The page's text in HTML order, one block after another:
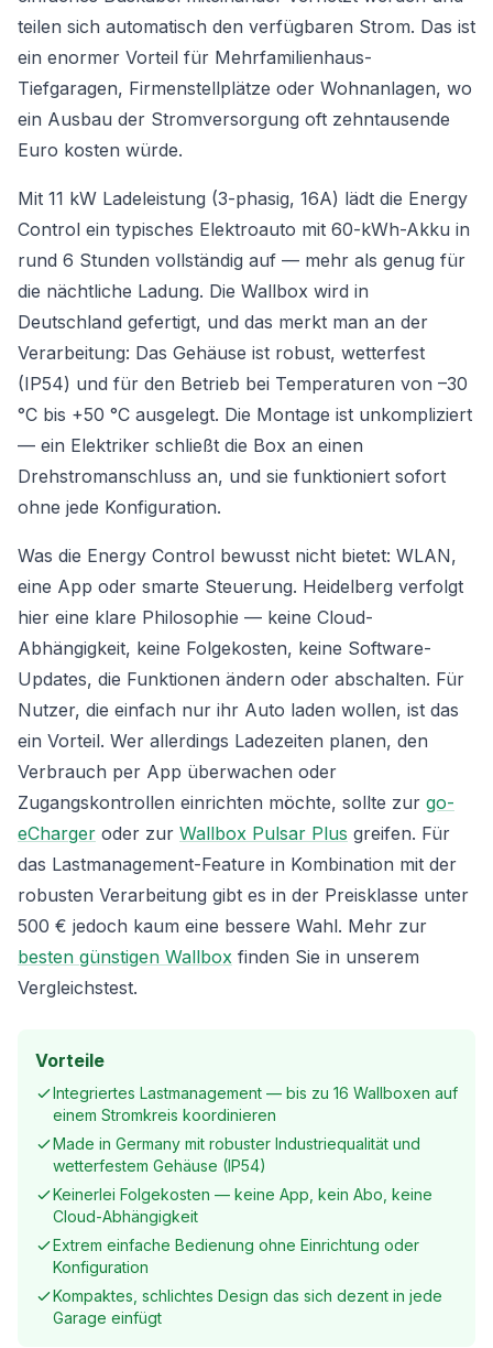
teilen sich automatisch den verfügbaren Strom. Das ist
ein enormer Vorteil für Mehrfamilienhaus-
Tiefgaragen, Firmenstellplätze oder Wohnanlagen, wo
ein Ausbau der Stromversorgung oft zehntausende
Euro kosten würde.
Mit 11 kW Ladeleistung (3-phasig, 16A) lädt die Energy
Control ein typisches Elektroauto mit 60-kWh-Akku in
rund 6 Stunden vollständig auf — mehr als genug für
die nächtliche Ladung. Die Wallbox wird in
Deutschland gefertigt, und das merkt man an der
Verarbeitung: Das Gehäuse ist robust, wetterfest
(IP54) und für den Betrieb bei Temperaturen von –30
°C bis +50 °C ausgelegt. Die Montage ist unkompliziert
— ein Elektriker schließt die Box an einen
Drehstromanschluss an, und sie funktioniert sofort
ohne jede Konfiguration.
Was die Energy Control bewusst nicht bietet: WLAN,
eine App oder smarte Steuerung. Heidelberg verfolgt
hier eine klare Philosophie — keine Cloud-
Abhängigkeit, keine Folgekosten, keine Software-
Updates, die Funktionen ändern oder abschalten. Für
Nutzer, die einfach nur ihr Auto laden wollen, ist das
ein Vorteil. Wer allerdings Ladezeiten planen, den
Verbrauch per App überwachen oder
Zugangskontrollen einrichten möchte, sollte zur go-
eCharger oder zur Wallbox Pulsar Plus greifen. Für
das Lastmanagement-Feature in Kombination mit der
robusten Verarbeitung gibt es in der Preisklasse unter
500 € jedoch kaum eine bessere Wahl. Mehr zur
besten günstigen Wallbox finden Sie in unserem
Vergleichstest.
Vorteile
Integriertes Lastmanagement — bis zu 16 Wallboxen auf
einem Stromkreis koordinieren
Made in Germany mit robuster Industriequalität und
wetterfestem Gehäuse (IP54)
Keinerlei Folgekosten — keine App, kein Abo, keine
Cloud-Abhängigkeit
Extrem einfache Bedienung ohne Einrichtung oder
Konfiguration
Kompaktes, schlichtes Design das sich dezent in jede
Garage einfügt